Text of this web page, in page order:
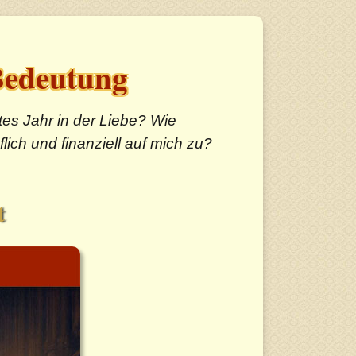
Jahr in der Liebe? Wie
und finanziell auf mich zu?